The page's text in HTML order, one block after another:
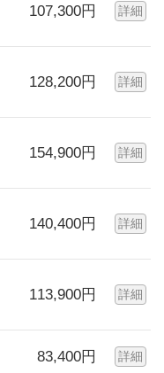
107,300円 詳細
128,200円 詳細
154,900円 詳細
140,400円 詳細
113,900円 詳細
83,400円 詳細